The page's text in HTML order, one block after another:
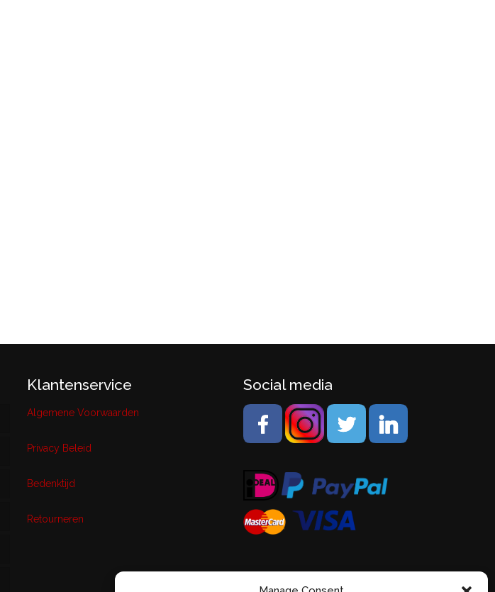
Klantenservice
Algemene Voorwaarden
Privacy Beleid
Bedenktijd
Retourneren
Social media